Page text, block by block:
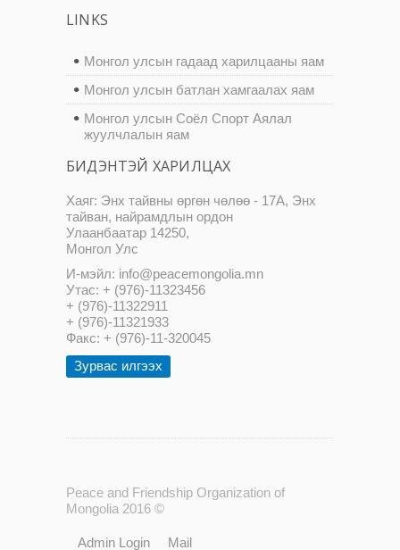
LINKS
Монгол улсын гадаад харилцааны яам
Монгол улсын батлан хамгаалах яам
Монгол улсын Соёл Спорт Аялал
жуулчлалын яам
БИДЭНТЭЙ ХАРИЛЦАХ
Хаяг: Энх тайвны өргөн чөлөө - 17А, Энх
тайван, найрамдлын ордон
Улаанбаатар 14250,
Монгол Улс
И-мэйл: info@peacemongolia.mn
Утас: + (976)-11323456
+ (976)-11322911
+ (976)-11321933
Факс: + (976)-11-320045
Зурвас илгээх
Peace and Friendship Organization of
Mongolia 2016 ©
Admin Login Mail